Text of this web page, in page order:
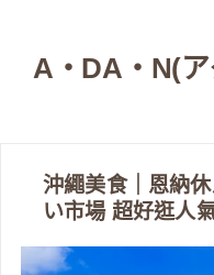
A・DA・N(
沖繩美食｜恩納
い市場 超好逛人